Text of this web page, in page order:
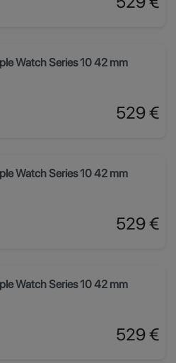
Watch Series 10 42 mm
Prix
529 €
Watch Series 10 42 mm
Prix
529 €
Watch Series 10 42 mm
Prix
529 €